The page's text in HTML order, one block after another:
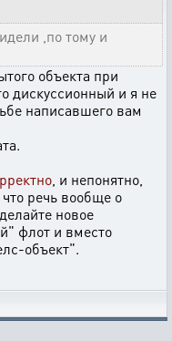
,по тому и
объекта при
дискуссионный и я не
написавшего вам
, и непонятно,
речь вообще о
новое
флот и вместо
объект".